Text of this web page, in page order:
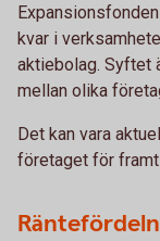
kvar i
aktiebolag. Syftet
mellan olika
Det kan vara
företaget för